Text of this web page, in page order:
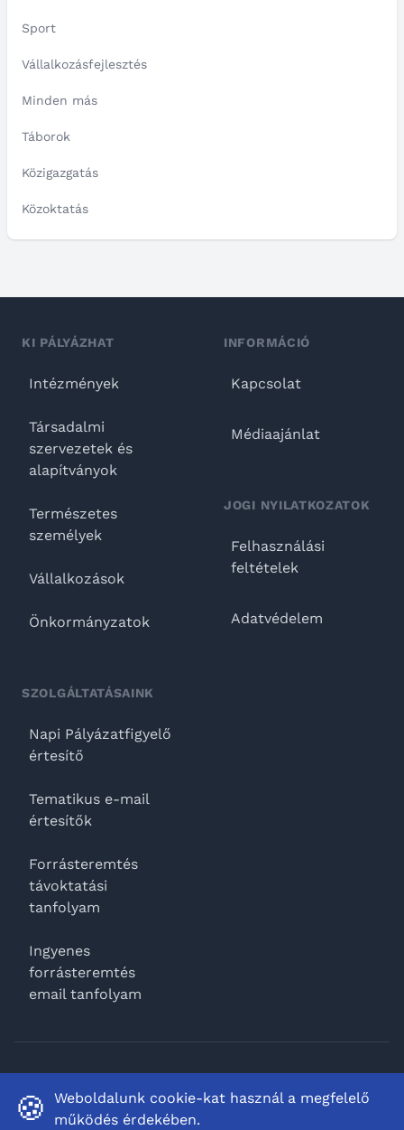
Sport
Vállalkozásfejlesztés
Minden más
Táborok
Közigazgatás
Közoktatás
🍪
Weboldalunk cookie-kat használ a megfelelő
működés érdekében.
KI PÁLYÁZHAT
Intézmények
Társadalmi
szervezetek és
alapítványok
Természetes
személyek
Vállalkozások
Önkormányzatok
SZOLGÁLTATÁSAINK
Napi Pályázatfigyelő
értesítő
Tematikus e-mail
értesítők
Forrásteremtés
távoktatási
tanfolyam
Ingyenes
forrásteremtés
email tanfolyam
INFORMÁCIÓ
Kapcsolat
Médiaajánlat
JOGI NYILATKOZATOK
Felhasználási
feltételek
Adatvédelem